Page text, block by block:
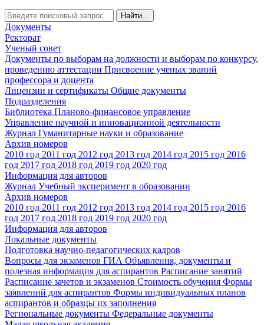
Найти...
Документы
Ректорат
Ученый совет
Документы по выборам на должности и выборам по конкурсу,
проведению аттестации Присвоение ученых званий
профессора и доцента
Лицензии и сертификаты Общие документы
Подразделения
Библиотека Планово-финансовое управление
Управление научной и инновационной деятельности
Журнал Гуманитарные науки и образование
Архив номеров
2010 год 2011 год 2012 год 2013 год 2014 год 2015 год 2016
год 2017 год 2018 год 2019 год 2020 год
Информация для авторов
Журнал Учебный эксперимент в образовании
Архив номеров
2010 год 2011 год 2012 год 2013 год 2014 год 2015 год 2016
год 2017 год 2018 год 2019 год 2020 год
Информация для авторов
Локальные документы
Подготовка научно-педагогических кадров
Вопросы для экзаменов ГИА Объявления, документы и
полезная информация для аспирантов Расписание занятий
Расписание зачетов и экзаменов Стоимость обучения Формы
заявлений для аспирантов Формы индивидуальных планов
аспирантов и образцы их заполнения
Региональные документы Федеральные документы